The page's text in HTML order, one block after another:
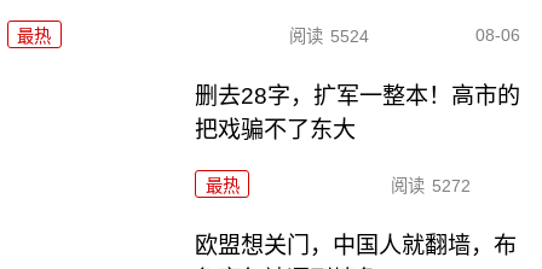
最热 阅读 5524 08-06
删去28字，扩军一整本！高市的
把戏骗不了东大
最热 阅读 5272
欧盟想关门，中国人就翻墙，布